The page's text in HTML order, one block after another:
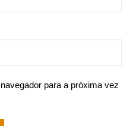
para a próxima vez